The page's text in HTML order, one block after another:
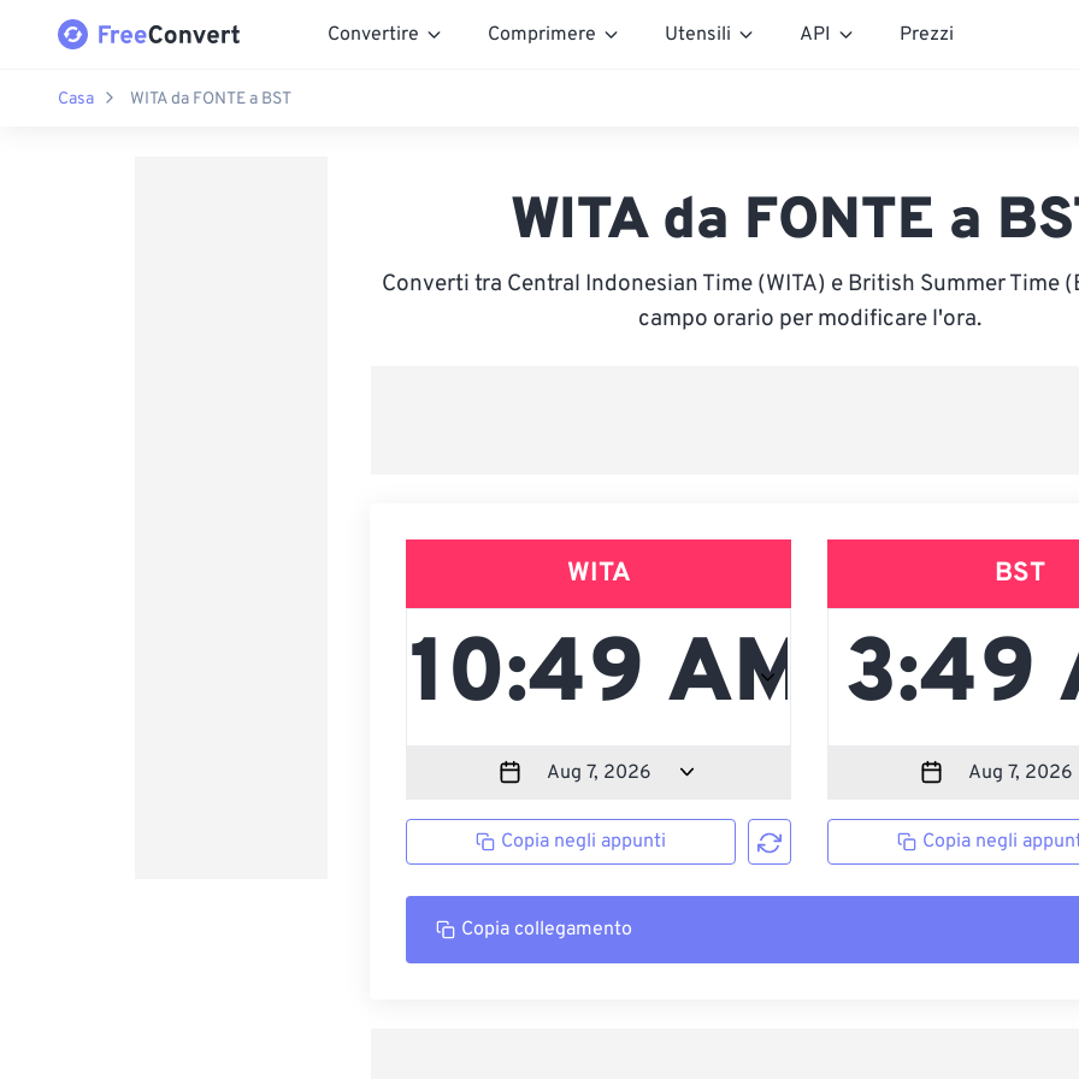
Convertire Comprimere Utensili API Prezzi
Casa WITA da FONTE a BST
WITA da FONTE a
Converti tra Central Indonesian Time (WITA) e British Summer Time
campo orario per modificare l'ora.
WITA
Copia negli appunti
BST
Copia negli
Copia collegamento